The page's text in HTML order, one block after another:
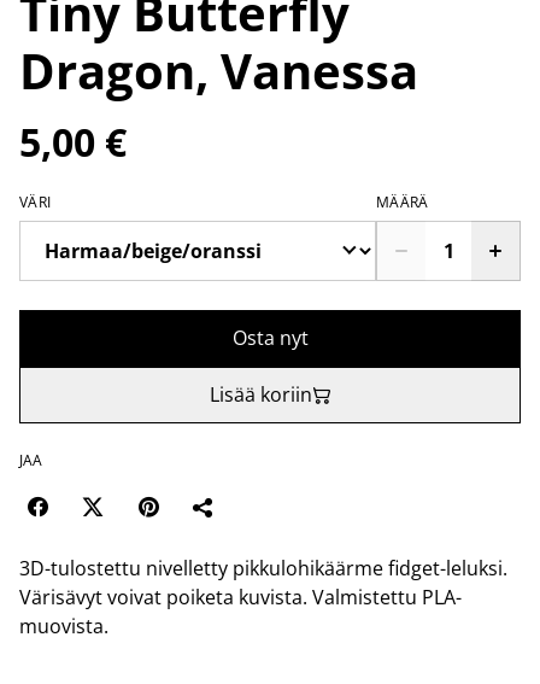
Dragon, Vanessa
5,00 €
VÄRI MÄÄRÄ
Osta nyt
Lisää koriin
JAA
3D-tulostettu nivelletty pikkulohikäärme fidget-leluksi.
Värisävyt voivat poiketa kuvista. Valmistettu PLA-
muovista.